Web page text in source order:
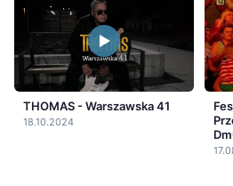
THOMAS - Warszawska 41
18.10.2024